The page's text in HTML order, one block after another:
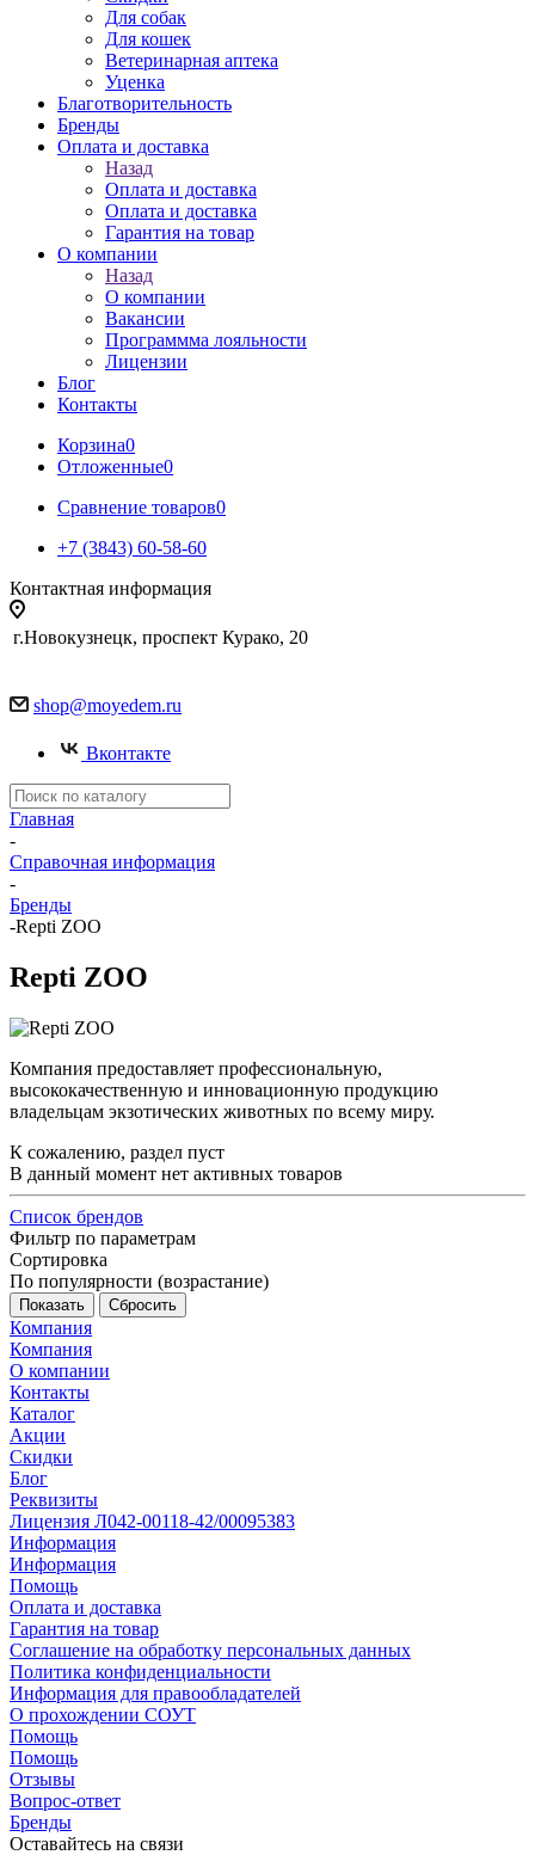
Для собак
Для кошек
Ветеринарная аптека
Уценка
Благотворительность
Бренды
Оплата и доставка
Назад
Оплата и доставка
Оплата и доставка
Гарантия на товар
О компании
Назад
О компании
Вакансии
Программма лояльности
Лицензии
Блог
Контакты
Корзина0
Отложенные0
Сравнение товаров0
+7 (3843) 60-58-60
Контактная информация
г.Новокузнецк, проспект Курако, 20
shop@moyedem.ru
Вконтакте
Главная
-
Справочная информация
-
Бренды
-Repti ZOO
Repti ZOO
Компания предоставляет профессиональную,
высококачественную и инновационную продукцию
владельцам экзотических животных по всему миру.
К сожалению, раздел пуст
В данный момент нет активных товаров
Список брендов
Фильтр по параметрам
Сортировка
По популярности (возрастание)
Сбросить
Компания
Компания
О компании
Контакты
Каталог
Акции
Скидки
Блог
Реквизиты
Лицензия Л042-00118-42/00095383
Информация
Информация
Помощь
Оплата и доставка
Гарантия на товар
Соглашение на обработку персональных данных
Политика конфиденциальности
Информация для правообладателей
О прохождении СОУТ
Помощь
Помощь
Отзывы
Вопрос-ответ
Бренды
Оставайтесь на связи